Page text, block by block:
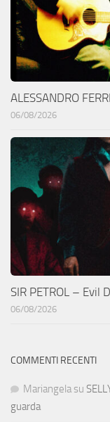
ALESSANDRO
06/08/2026
SIR PETROL – Evil
06/08/2026
COMMENTI RECENTI
Mariangela su
guarda